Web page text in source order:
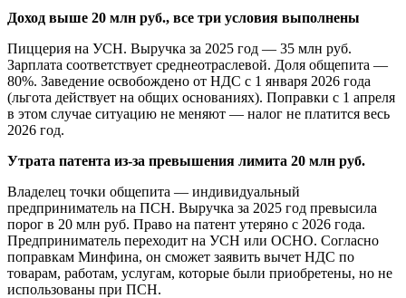
Доход выше 20 млн руб., все три условия выполнены
Пиццерия на УСН. Выручка за 2025 год — 35 млн руб.
Зарплата соответствует среднеотраслевой. Доля общепита —
80%. Заведение освобождено от НДС с 1 января 2026 года
(льгота действует на общих основаниях). Поправки с 1 апреля
в этом случае ситуацию не меняют — налог не платится весь
2026 год.
Утрата патента из-за превышения лимита 20 млн руб.
Владелец точки общепита — индивидуальный
предприниматель на ПСН. Выручка за 2025 год превысила
порог в 20 млн руб. Право на патент утеряно с 2026 года.
Предприниматель переходит на УСН или ОСНО. Согласно
поправкам Минфина, он сможет заявить вычет НДС по
товарам, работам, услугам, которые были приобретены, но не
использованы при ПСН.